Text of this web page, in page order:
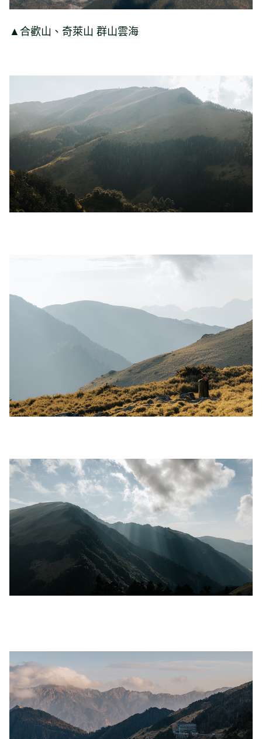
▲合歡山、奇萊山 群山雲海